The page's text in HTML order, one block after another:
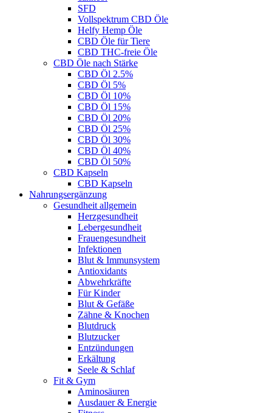
SFD
Vollspektrum CBD Öle
Helfy Hemp Öle
CBD Öle für Tiere
CBD THC-freie Öle
CBD Öle nach Stärke
CBD Öl 2.5%
CBD Öl 5%
CBD Öl 10%
CBD Öl 15%
CBD Öl 20%
CBD Öl 25%
CBD Öl 30%
CBD Öl 40%
CBD Öl 50%
CBD Kapseln
CBD Kapseln
Nahrungsergänzung
Gesundheit allgemein
Herzgesundheit
Lebergesundheit
Frauengesundheit
Infektionen
Blut & Immunsystem
Antioxidants
Abwehrkräfte
Für Kinder
Blut & Gefäße
Zähne & Knochen
Blutdruck
Blutzucker
Entzündungen
Erkältung
Seele & Schlaf
Fit & Gym
Aminosäuren
Ausdauer & Energie